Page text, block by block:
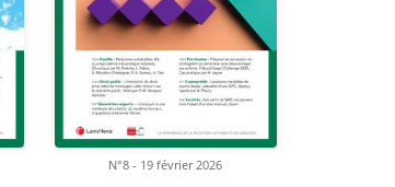
N°8 - 19 février 2026